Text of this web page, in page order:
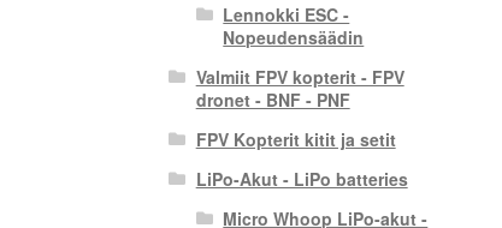
Lennokki ESC -
Nopeudensäädin
Valmiit FPV kopterit - FPV
dronet - BNF - PNF
FPV Kopterit kitit ja setit
LiPo-Akut - LiPo batteries
Micro Whoop LiPo-akut -